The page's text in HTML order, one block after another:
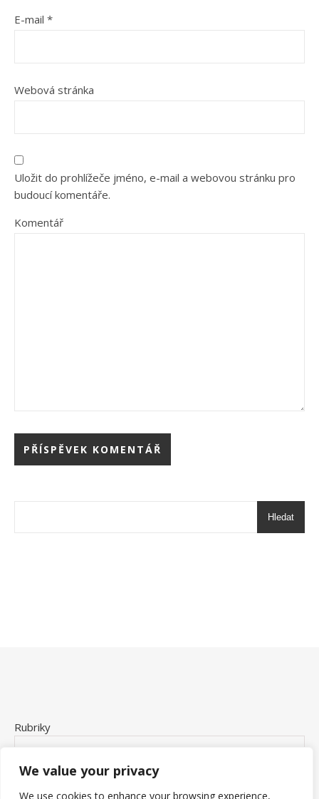
We value your privacy
We use cookies to enhance your browsing experience,
E-mail *
Webová stránka
Uložit do prohlížeče jméno, e-mail a webovou stránku pro
budoucí komentáře.
Komentář
Hledat
Rubriky